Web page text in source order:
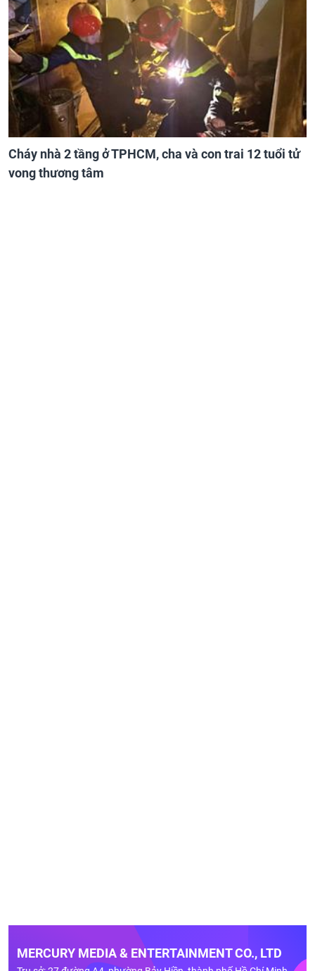
Cháy nhà 2 tầng ở TPHCM, cha và con trai 12 tuổi tử
vong thương tâm
MERCURY MEDIA & ENTERTAINMENT CO., LTD